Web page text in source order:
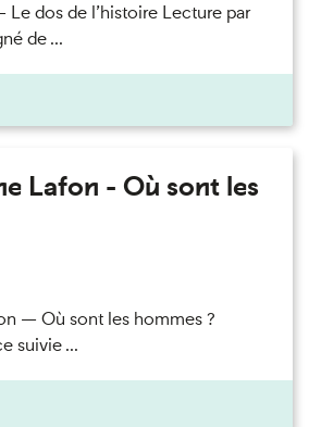
dos de l’histoire Lecture par
de ...
Lafon - Où sont les
— Où sont les hommes ?
suivie ...